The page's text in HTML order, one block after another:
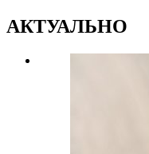
АКТУАЛЬНО